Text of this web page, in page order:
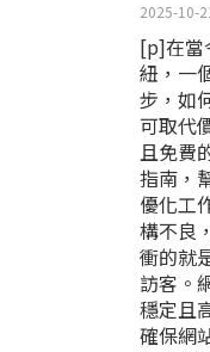
2025-10-
[p]在當
紐，一
步，如
可取代
且免費
指南，
優化工
構不良
衝的就
訪客。
穩定且
確保網